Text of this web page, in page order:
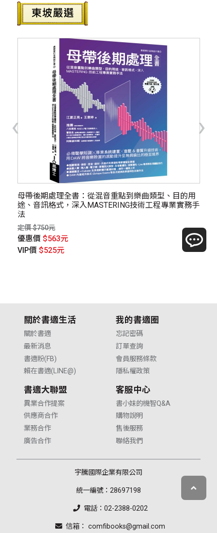
母帶後期處理全書：從混音重點到樂曲類型、目的用
途、音訊格式，深入MASTERING技術工程專業實務手
法
定價 $750元
優惠價 $563元
VIP價 $525元
‹ ›
關於書適生活
關於書適
最新消息
書適粉(FB)
賴在書適(LINE@)
我的書適圈
忘記密碼
訂單查詢
會員服務條款
隱私權政策
書適大聯盟
異業合作提案
供應商合作
業務合作
廣告合作
客服中心
書小妹的機智Q&A
購物說明
售後服務
聯絡我們
宇騰國際企業有限公司
統一編號：28697198
電話：02-2388-0202
信箱： comfibooks@gmail.com